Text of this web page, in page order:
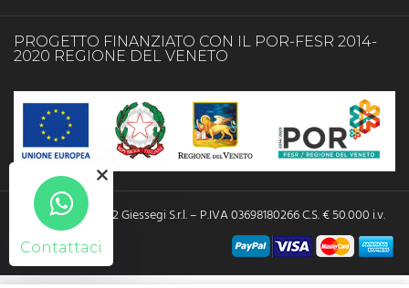
Contattaci
PROGETTO FINANZIATO CON IL POR-FESR 2014-
2020 REGIONE DEL VENETO
Copyright © 2022 Giessegi S.r.l. – P.IVA 03698180266 C.S. € 50.000 i.v.